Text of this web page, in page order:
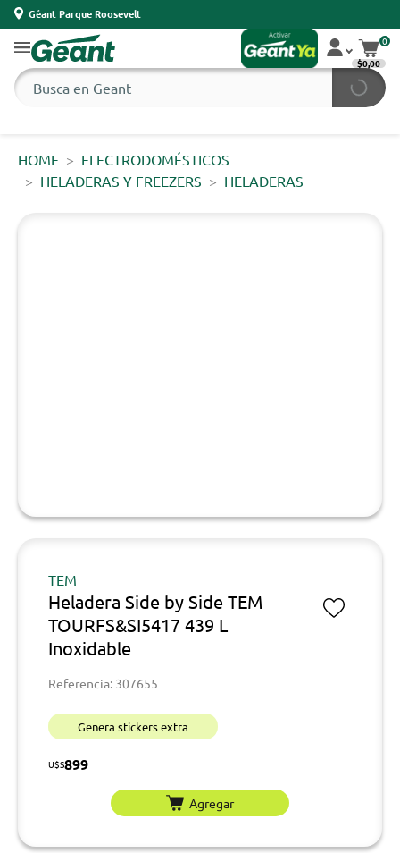
Géant Parque Roosevelt
0
$0,00
HOME
ELECTRODOMÉSTICOS
HELADERAS Y FREEZERS
HELADERAS
TEM
Heladera Side by Side TEM
TOURFS&SI5417 439 L
Inoxidable
Referencia: 307655
Genera stickers extra
U$S899
Agregar